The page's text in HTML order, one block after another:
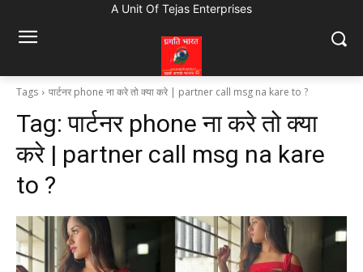
A Unit Of Tejas Enterprises
Tags पार्टनर phone ना करे तो क्या करे | partner call msg na kare to ?
Tag:पार्टनर phone ना करे तो क्या
करे | partner call msg na kare
to ?